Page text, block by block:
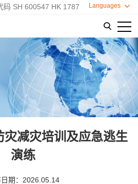
Languages 
码 SH 600547 HK 1787

灾减灾培训及应急逃生
演练
日期：2026.05.14